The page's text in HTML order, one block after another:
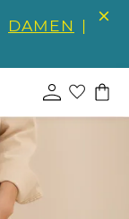
DAMEN |